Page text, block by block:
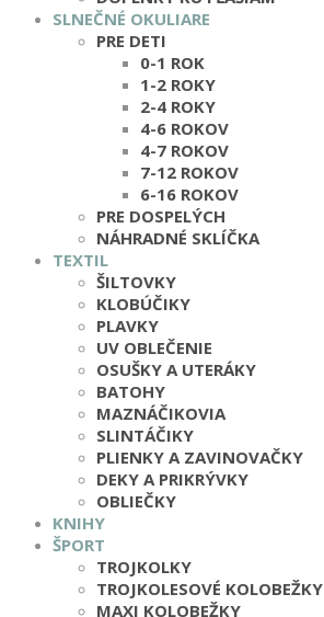
SLNEČNÉ OKULIARE
PRE DETI
0-1 ROK
1-2 ROKY
2-4 ROKY
4-6 ROKOV
4-7 ROKOV
7-12 ROKOV
6-16 ROKOV
PRE DOSPELÝCH
NÁHRADNÉ SKLÍČKA
TEXTIL
ŠILTOVKY
KLOBÚČIKY
PLAVKY
UV OBLEČENIE
OSUŠKY A UTERÁKY
BATOHY
MAZNÁČIKOVIA
SLINTÁČIKY
PLIENKY A ZAVINOVAČKY
DEKY A PRIKRÝVKY
OBLIEČKY
KNIHY
ŠPORT
TROJKOLKY
TROJKOLESOVÉ KOLOBEŽKY
MAXI KOLOBEŽKY